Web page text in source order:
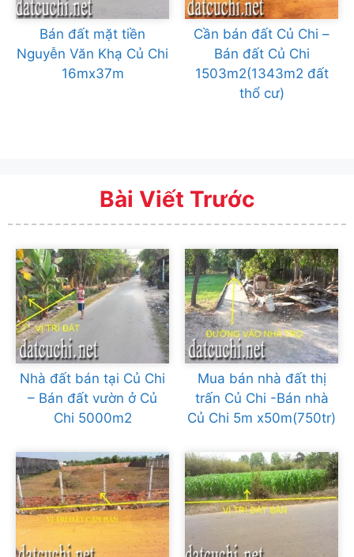
Bán đất mặt tiền
Nguyễn Văn Khạ Củ Chi
16mx37m
Cần bán đất Củ Chi –
Bán đất Củ Chi
1503m2(1343m2 đất
thổ cư)
Bài Viết Trước
Nhà đất bán tại Củ Chi
– Bán đất vườn ở Củ
Chi 5000m2
Mua bán nhà đất thị
trấn Củ Chi -Bán nhà
Củ Chi 5m x50m(750tr)